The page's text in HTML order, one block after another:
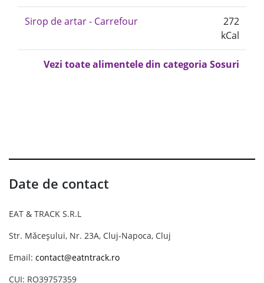
Sirop de artar - Carrefour
272
kCal
Vezi toate alimentele din categoria Sosuri
Date de contact
EAT & TRACK S.R.L
Str. Măceșului, Nr. 23A, Cluj-Napoca, Cluj
Email: contact@eatntrack.ro
CUI: RO39757359